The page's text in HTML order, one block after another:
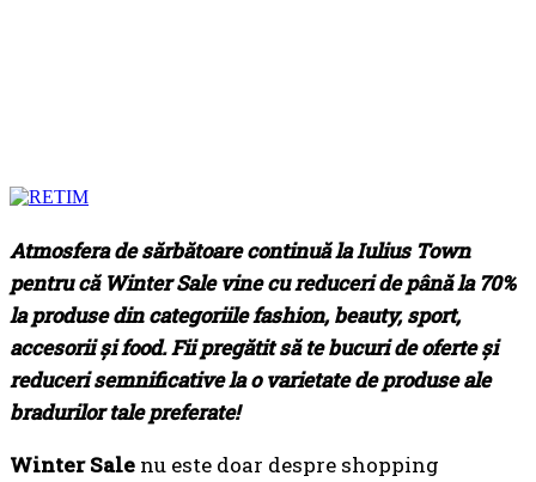
Atmosfera de sărbătoare continuă la Iulius Town
pentru că Winter Sale vine cu reduceri de până la 70%
la produse din categoriile fashion, beauty, sport,
accesorii și food. Fii pregătit să te bucuri de oferte și
reduceri semnificative la o varietate de produse ale
bradurilor tale preferate!
Winter Sale nu este doar despre shopping